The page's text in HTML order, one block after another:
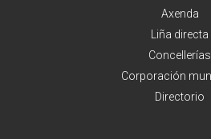
Axenda
Liña directa
Concellerías
Corporación
Directorio